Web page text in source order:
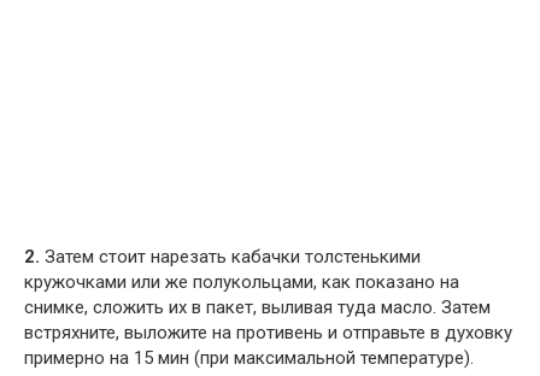
2. Затем стоит нарезать кабачки толстенькими
кружочками или же полукольцами, как показано на
снимке, сложить их в пакет, выливая туда масло. Затем
встряхните, выложите на противень и отправьте в духовку
примерно на 15 мин (при максимальной температуре).